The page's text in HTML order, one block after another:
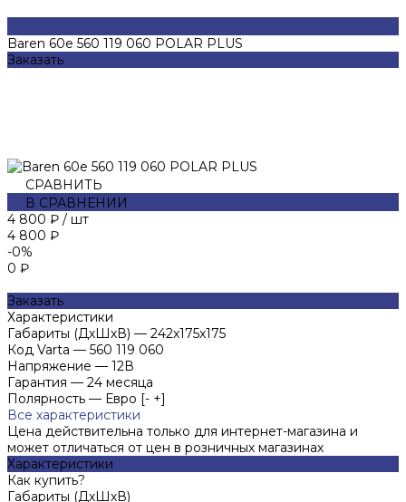
Baren 60е 560 119 060 POLAR PLUS
Заказать
СРАВНИТЬ
В СРАВНЕНИИ
4 800 ₽ / шт
4 800 ₽
-0%
0 ₽
Заказать
Характеристики
Габариты (ДхШхВ) — 242x175x175
Код Varta — 560 119 060
Напряжение — 12В
Гарантия — 24 месяца
Полярность — Евро [- +]
Все характеристики
Цена действительна только для интернет-магазина и
может отличаться от цен в розничных магазинах
Характеристики
Как купить?
Габариты (ДхШхВ)